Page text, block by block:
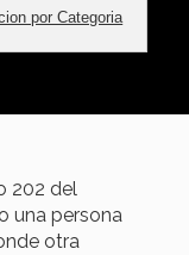
con
202 del
una persona
otra